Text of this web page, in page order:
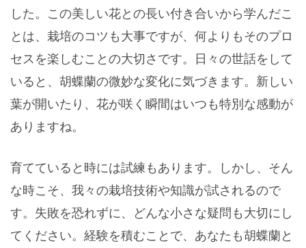
した。この美しい花との長い付き合いから学んだこ
とは、栽培のコツも大事ですが、何よりもそのプロ
セスを楽しむことの大切さです。日々の世話をして
いると、胡蝶蘭の微妙な変化に気づきます。新しい
葉が開いたり、花が咲く瞬間はいつも特別な感動が
ありますね。
育てていると時には試練もあります。しかし、そん
な時こそ、我々の栽培技術や知識が試されるので
す。失敗を恐れずに、どんな小さな疑問も大切にし
てください。経験を積むことで、あなたも胡蝶蘭と